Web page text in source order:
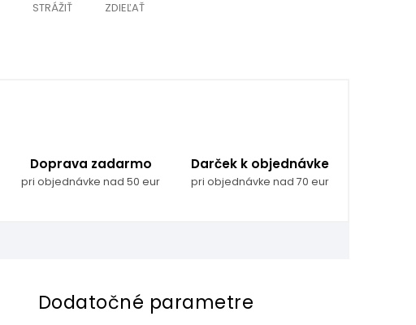
STRÁŽIŤ ZDIEĽAŤ
Doprava zadarmo
pri objednávke nad 50 eur
Darček k objednávke
pri objednávke nad 70 eur
Dodatočné parametre